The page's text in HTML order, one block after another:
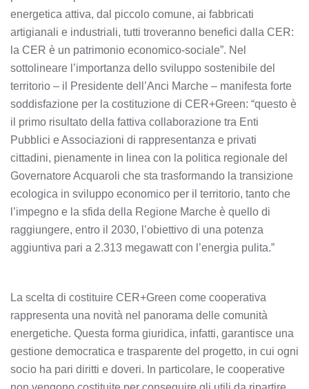
energetica attiva, dal piccolo comune, ai fabbricati
artigianali e industriali, tutti troveranno benefici dalla CER:
la CER è un patrimonio economico-sociale”. Nel
sottolineare l’importanza dello sviluppo sostenibile del
territorio – il Presidente dell’Anci Marche – manifesta forte
soddisfazione per la costituzione di CER+Green: “questo è
il primo risultato della fattiva collaborazione tra Enti
Pubblici e Associazioni di rappresentanza e privati
cittadini, pienamente in linea con la politica regionale del
Governatore Acquaroli che sta trasformando la transizione
ecologica in sviluppo economico per il territorio, tanto che
l’impegno e la sfida della Regione Marche è quello di
raggiungere, entro il 2030, l’obiettivo di una potenza
aggiuntiva pari a 2.313 megawatt con l’energia pulita.”
La scelta di costituire CER+Green come cooperativa
rappresenta una novità nel panorama delle comunità
energetiche. Questa forma giuridica, infatti, garantisce una
gestione democratica e trasparente del progetto, in cui ogni
socio ha pari diritti e doveri. In particolare, le cooperative